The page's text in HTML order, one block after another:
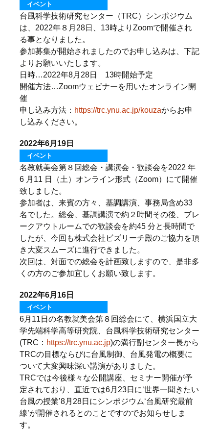
イベント
台風科学技術研究センター（TRC）シンポジウム
は、2022年８月28日、13時よりZoomで開催され
る事となりました。
参加募集が開始されましたのでお申し込みは、下記
よりお願いいたします。
日時…2022年8月28日 13時開始予定
開催方法…Zoomウェビナーを用いたオンライン開
催
申し込み方法： https://trc.ynu.ac.jp/kouzaからお申
し込みください。
2022年6月19日
イベント
名教就美会第８回総会・講演会・歓談会を2022 年
6 月11 日（土）オンライン形式（Zoom）にて開催
致しました。
参加者は、来賓の方々、基調講演、事務局含め33
名でした。総会、基調講演で約２時間その後、ブレ
ークアウトルームでの歓談会を約45 分と長時間で
したが、今回も株式会社ビズリーチ殿のご協力を頂
き大変スムーズに進行できました。
次回は、対面での総会を計画致しますので、是非多
くの方のご参加宜しくお願い致します。
2022年6月16日
イベント
6月11日の名教就美会第８回総会にて、横浜国立大
学先端科学高等研究院、台風科学技術研究センター
(TRC： https://trc.ynu.ac.jp)の満行副センター長から
TRCの目標ならびに台風制御、台風発電の概要に
ついて大変興味深い講演がありました。
TRCでは今後様々な公開講座、セミナー開催が予
定されており、直近では6月23日に‘世界一聞きたい
台風の授業’8月28日にシンポジウム‘台風研究最前
線’が開催されるとのことですのでお知らせしま
す。